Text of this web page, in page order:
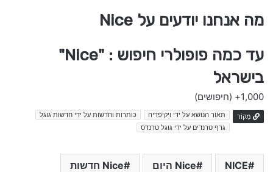
מה אנחנו יודעים על Nice
עד כמה פופולרי חיפוש : "Nice"
בישראל
1,000+ (חיפושים)
מָקוֹר תאור הנושא על ידי ויקיפדיה
כותרות וחדשות על ידי חדשות גוגל
גרף טרנדים על ידי גוגל טרנדס
NICE Nice היום Nice חדשות